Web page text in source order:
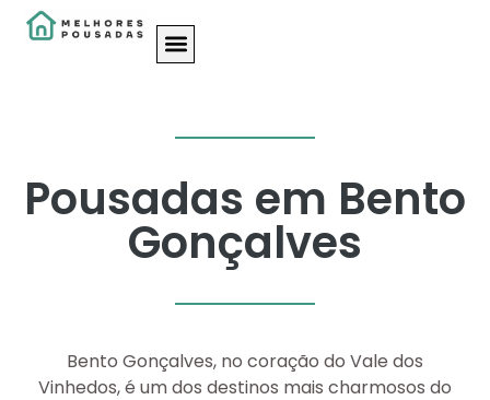
Pousadas em Bento
Gonçalves
Bento Gonçalves, no coração do Vale dos
Vinhedos, é um dos destinos mais charmosos do